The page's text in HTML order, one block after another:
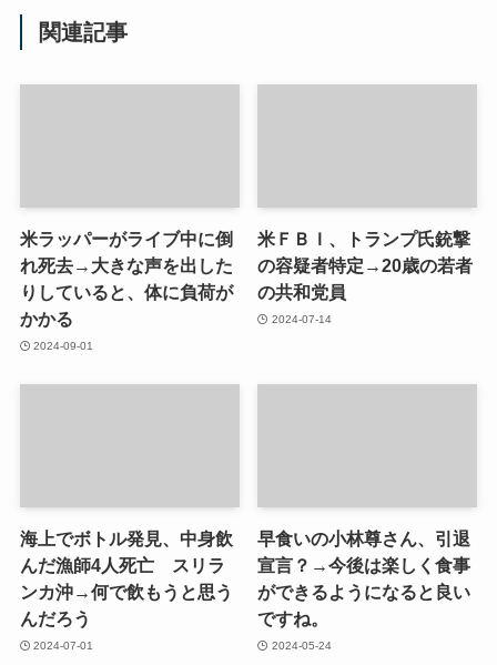
関連記事
米ラッパーがライブ中に倒
れ死去→大きな声を出した
りしていると、体に負荷が
かかる
2024-09-01
米ＦＢＩ、トランプ氏銃撃
の容疑者特定→20歳の若者
の共和党員
2024-07-14
海上でボトル発見、中身飲
んだ漁師4人死亡 スリラ
ンカ沖→何で飲もうと思う
んだろう
2024-07-01
早食いの小林尊さん、引退
宣言？→今後は楽しく食事
ができるようになると良い
ですね。
2024-05-24